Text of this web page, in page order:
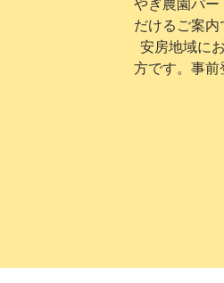
やぎ農園パ
だけるご案
安房地域に
方です。事